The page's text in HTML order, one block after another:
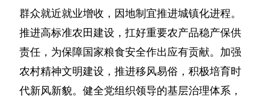
群众就近就业增收，因地制宜推进城镇化进程。
推进高标准农田建设，扛好重要农产品稳产保供
责任，为保障国家粮食安全作出应有贡献。加强
农村精神文明建设，推进移风易俗，积极培育时
代新风新貌。健全党组织领导的基层治理体系，